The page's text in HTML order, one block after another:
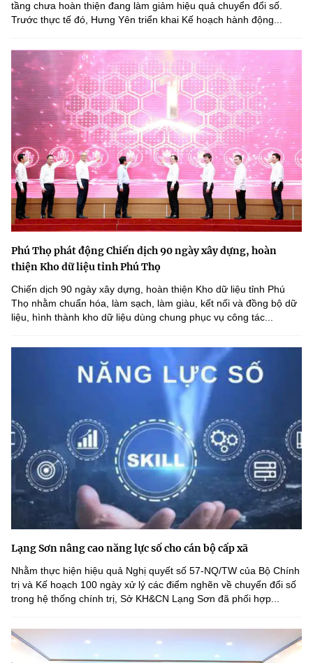
tầng chưa hoàn thiện đang làm giảm hiệu quả chuyển đổi số.
Trước thực tế đó, Hưng Yên triển khai Kế hoạch hành động...
Phú Thọ phát động Chiến dịch 90 ngày xây dựng, hoàn
thiện Kho dữ liệu tỉnh Phú Thọ
Chiến dịch 90 ngày xây dựng, hoàn thiện Kho dữ liệu tỉnh Phú
Thọ nhằm chuẩn hóa, làm sạch, làm giàu, kết nối và đồng bộ dữ
liệu, hình thành kho dữ liệu dùng chung phục vụ công tác...
Lạng Sơn nâng cao năng lực số cho cán bộ cấp xã
Nhằm thực hiện hiệu quả Nghị quyết số 57-NQ/TW của Bộ Chính
trị và Kế hoạch 100 ngày xử lý các điểm nghẽn về chuyển đổi số
trong hệ thống chính trị, Sở KH&CN Lạng Sơn đã phối hợp...